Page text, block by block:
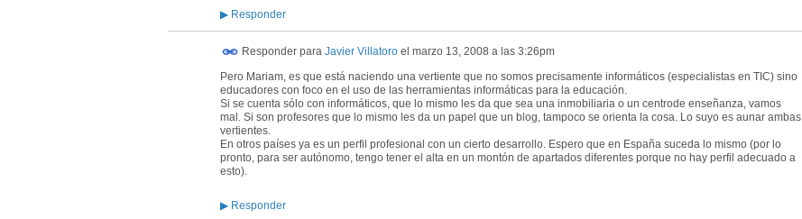
▶ Responder
Responder para Javier Villatoro el marzo 13, 2008 a las 3:26pm
Pero Mariam, es que está naciendo una vertiente que no somos precisamente informáticos (especialistas en TIC) sino
educadores con foco en el uso de las herramientas informáticas para la educación.
Si se cuenta sólo con informáticos, que lo mismo les da que sea una inmobiliaria o un centrode enseñanza, vamos
mal. Si son profesores que lo mismo les da un papel que un blog, tampoco se orienta la cosa. Lo suyo es aunar ambas
vertientes.
En otros países ya es un perfil profesional con un cierto desarrollo. Espero que en España suceda lo mismo (por lo
pronto, para ser autónomo, tengo tener el alta en un montón de apartados diferentes porque no hay perfil adecuado a
esto).
▶ Responder